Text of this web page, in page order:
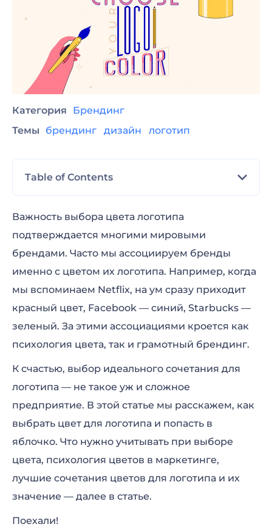
Категория
Брендинг
Темы
брендинг дизайн логотип
Table of Contents
Цветовые сочетания для логотипа
Как выбрать цвет для логотипа?
Важность выбора цвета логотипа
подтверждается многими мировыми
брендами. Часто мы ассоциируем бренды
именно с цветом их логотипа. Например, когда
мы вспоминаем Netflix, на ум сразу приходит
красный цвет, Facebook — синий, Starbucks —
зеленый. За этими ассоциациями кроется как
психология цвета, так и грамотный брендинг.
К счастью, выбор идеального сочетания для
логотипа — не такое уж и сложное
предприятие. В этой статье мы расскажем, как
выбрать цвет для логотипа и попасть в
яблочко. Что нужно учитывать при выборе
цвета, психология цветов в маркетинге,
лучшие сочетания цветов для логотипа и их
значение — далее в статье.
Поехали!